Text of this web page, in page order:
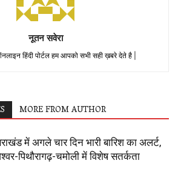
नूतन सवेरा
हिंदी पोर्टल हम आपको सभी सही ख़बरे देते है |
MORE FROM AUTHOR
में अगले चार दिन भारी बारिश का अलर्ट,
पिथौरागढ़-चमोली में विशेष सतर्कता